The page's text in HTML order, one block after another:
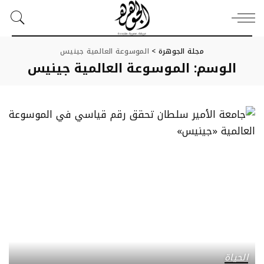
مجلة الجوهرة > الموسوعة العالمية جينيس
الوسم: الموسوعة العالمية جينيس
الحياة